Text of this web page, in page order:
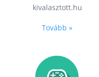
kivalasztott.hu
Tovább »